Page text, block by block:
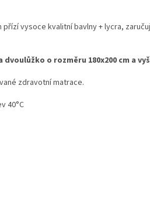
vysoce kvalitní bavlny + lycra,
o rozměru 180x200 cm a
zdravotní matrace.
40°C